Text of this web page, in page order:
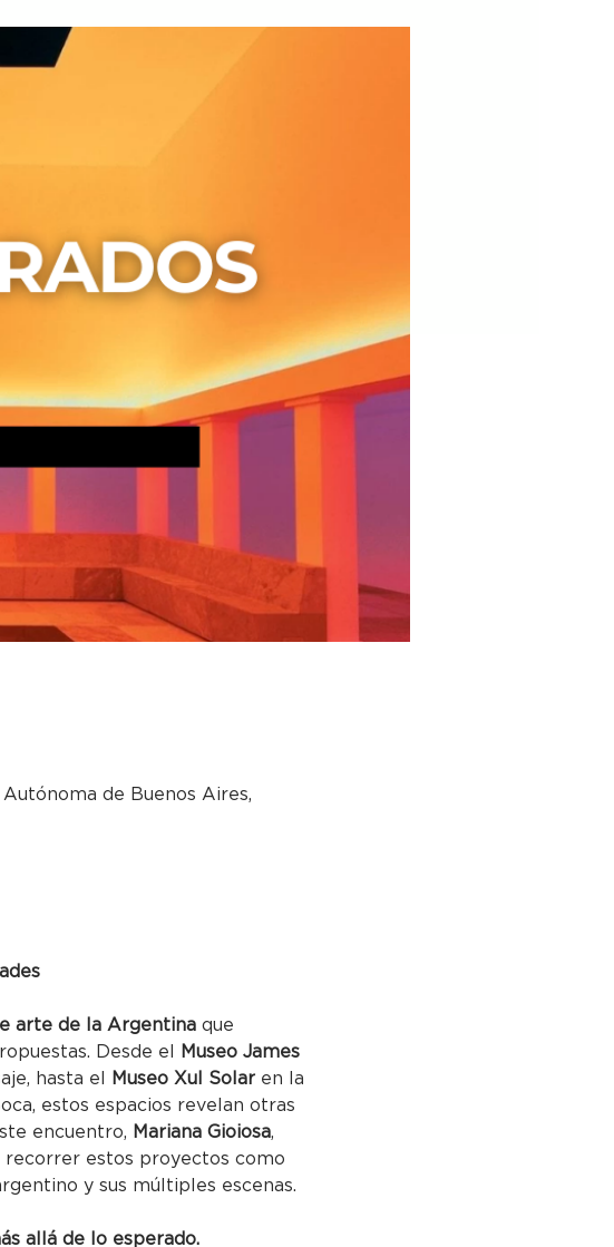
de Buenos Aires,
arte de la Argentina que
Desde el
Museo James
hasta el Museo Xul Solar en la
estos espacios revelan otras
encuentro, Mariana Gioiosa,
recorrer estos proyectos como
y sus múltiples escenas.
allá de lo esperado.